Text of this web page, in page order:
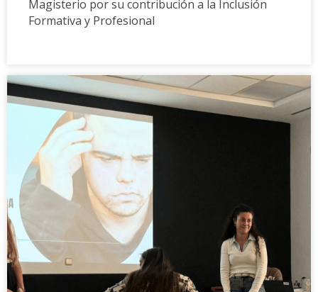
Magisterio por su contribución a la Inclusión
Formativa y Profesional